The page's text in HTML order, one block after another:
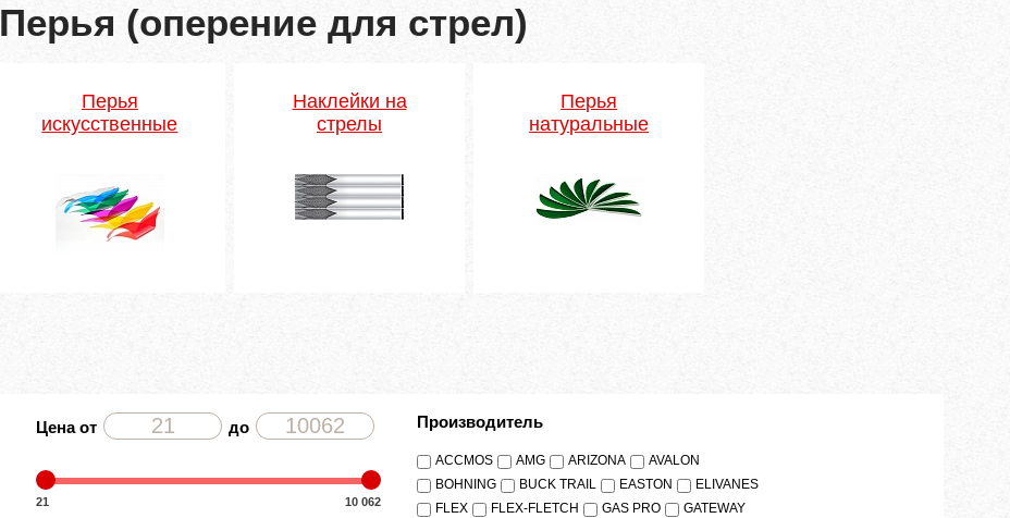
Перья (оперение для стрел)
Перья
искусственные
Наклейки на
стрелы
Перья
натуральные
Цена от до
21 10 062
Производитель
ACCMOS AMG ARIZONA
AVALON
BOHNING
BUCK TRAIL EASTON
ELIVANES
FLEX
FLEX-FLETCH GAS PRO
GATEWAY